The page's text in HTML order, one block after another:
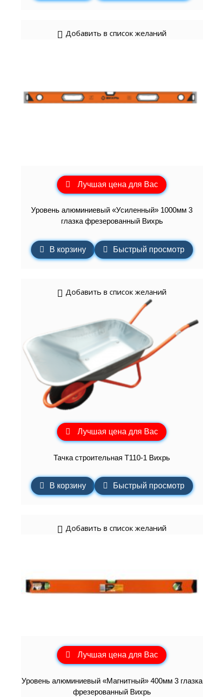
Добавить в список желаний
Лучшая цена для Вас
Уровень алюминиевый «Усиленный» 1000мм 3
глазка фрезерованный Вихрь
В корзину Быстрый просмотр
Добавить в список желаний
Лучшая цена для Вас
Тачка строительная Т110-1 Вихрь
В корзину Быстрый просмотр
Добавить в список желаний
Лучшая цена для Вас
Уровень алюминиевый «Магнитный» 400мм 3 глазка
фрезерованный Вихрь